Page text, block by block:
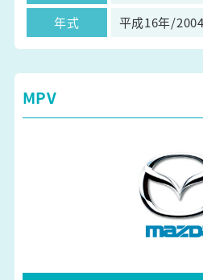
年式
平成16年/
MPV